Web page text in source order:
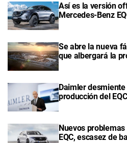
Así es la versión
Mercedes-Benz
Se abre la nueva
que albergará la
Daimler
producción del
Nuevos
EQC, escasez de